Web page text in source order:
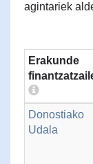
agintariek
Erakunde
Donostiako
Udala